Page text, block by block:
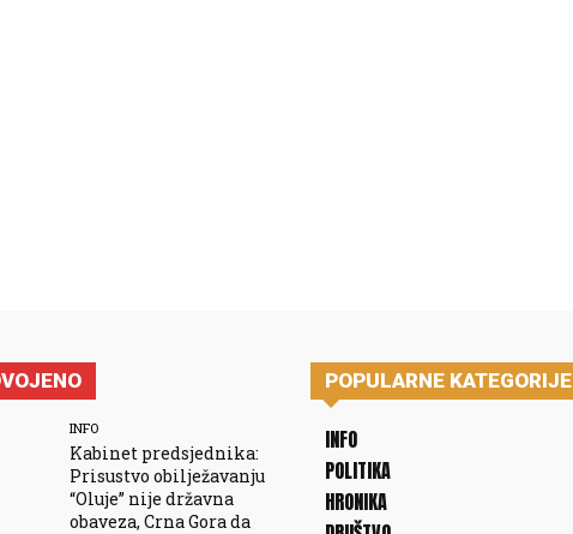
INFO
Kabinet predsjednika:
Prisustvo obilježavanju
“Oluje” nije državna
obaveza, Crna Gora da
POPULARNE KATEGORIJE
INFO
POLITIKA
HRONIKA